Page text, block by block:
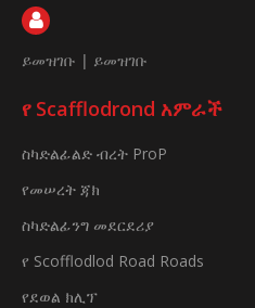
ይመዝገቡ | ይመዝገቡ
የ Scafflodrond አምራች
ስካድልፊልድ ብረት ProP
የመሠረት ጃክ
ስካድልፊንግ መደርደሪያ
የ Scofflodlod Road Roads
የደወል ክሊፕ